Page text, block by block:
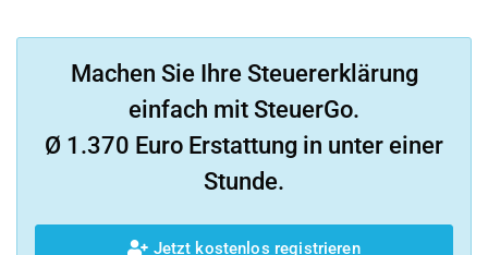
Machen Sie Ihre Steuererklärung
einfach mit SteuerGo.
Ø 1.370 Euro Erstattung in unter einer
Stunde.
Jetzt kostenlos registrieren